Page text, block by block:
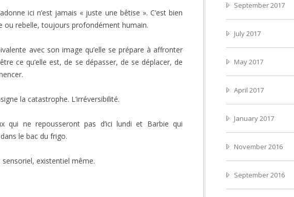
ici n’est jamais « juste une bêtise ». C’est bien
ou rebelle, toujours profondément humain.
avec son image qu’elle se prépare à affronter
ce qu’elle est, de se dépasser, de se déplacer, de
la catastrophe. L’irréversibilité.
qui ne repousseront pas d’ici lundi et Barbie qui
le bac du frigo.
existentiel même.
September 2017
July 2017
May 2017
April 2017
January 2017
November 2016
September 2016